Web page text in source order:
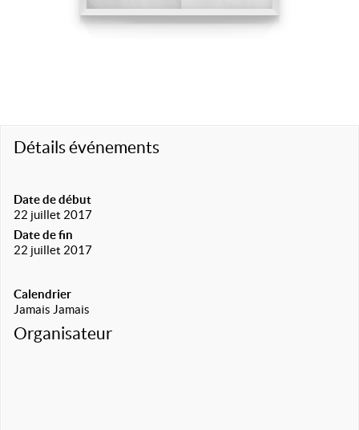
Détails événements
Date de début
22 juillet 2017
Date de fin
22 juillet 2017
Calendrier
Jamais Jamais
Organisateur